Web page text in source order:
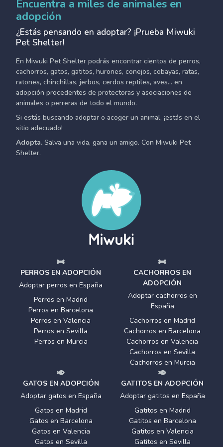
Encuentra a miles de animales en
adopción
¿Estás pensando en adoptar? ¡Prueba Miwuki
Pet Shelter!
En Miwuki Pet Shelter podrás encontrar cientos de perros,
cachorros, gatos, gatitos, hurones, conejos, cobayas, ratas,
ratones, chinchillas, jerbos, cerdos reptiles, aves... en
adopción procedentes de protectoras y asociaciones de
animales o perreras de todo el mundo.
Si estás buscando adoptar o acoger un animal, ¡estás en el
sitio adecuado!
Adopta. Salva una vida, gana un amigo. Con Miwuki Pet
Shelter.
PERROS EN ADOPCIÓN
Adoptar perros en España
Perros en Madrid
Perros en Barcelona
Perros en Valencia
Perros en Sevilla
Perros en Murcia
CACHORROS EN
ADOPCIÓN
Adoptar cachorros en
España
Cachorros en Madrid
Cachorros en Barcelona
Cachorros en Valencia
Cachorros en Sevilla
Cachorros en Murcia
GATOS EN ADOPCIÓN
Adoptar gatos en España
Gatos en Madrid
Gatos en Barcelona
Gatos en Valencia
Gatos en Sevilla
GATITOS EN ADOPCIÓN
Adoptar gatitos en España
Gatitos en Madrid
Gatitos en Barcelona
Gatitos en Valencia
Gatitos en Sevilla